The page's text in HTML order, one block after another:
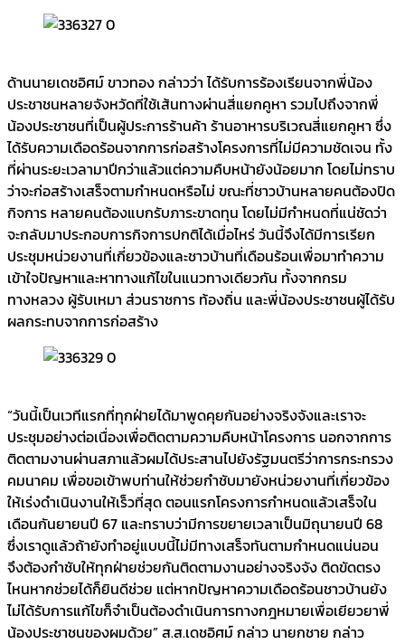
ด้านนายเดชอิศม์ ขาวทอง กล่าวว่า ได้รับการร้องเรียนจากพี่น้อง
ประชาชนหลายจังหวัดที่ใช้เส้นทางผ่านสี่แยกคูหา รวมไปถึงจากพี่
น้องประชาชนที่เป็นผู้ประการร้านค้า ร้านอาหารบริเวณสี่แยกคูหา ซึ่ง
ได้รับความเดือดร้อนจากการก่อสร้างโครงการที่ไม่มีความชัดเจน ทั้ง
ที่ผ่านระยะเวลามาปีกว่าแล้วแต่ความคืบหน้ายังน้อยมาก โดยไม่ทราบ
ว่าจะก่อสร้างเสร็จตามกำหนดหรือไม่ ขณะที่ชาวบ้านหลายคนต้องปิด
กิจการ หลายคนต้องแบกรับภาระขาดทุน โดยไม่มีกำหนดที่แน่ชัดว่า
จะกลับมาประกอบการกิจการปกติได้เมื่อไหร่ วันนี้จึงได้มีการเรียก
ประชุมหน่วยงานที่เกี่ยวข้องและชาวบ้านที่เดือนร้อนเพื่อมาทำความ
เข้าใจปัญหาและหาทางแก้ไขในแนวทางเดียวกัน ทั้งจากกรม
ทางหลวง ผู้รับเหมา ส่วนราชการ ท้องถิ่น และพี่น้องประชาชนผู้ได้รับ
ผลกระทบจากการก่อสร้าง
“วันนี้เป็นเวทีแรกที่ทุกฝ่ายได้มาพูดคุยกันอย่างจริงจังและเราจะ
ประชุมอย่างต่อเนื่องเพื่อติดตามความคืบหน้าโครงการ นอกจากการ
ติดตามงานผ่านสภาแล้วผมได้ประสานไปยังรัฐมนตรีว่าการกระทรวง
คมนาคม เพื่อขอเข้าพบท่านให้ช่วยกำชับมายังหน่วยงานที่เกี่ยวข้อง
ให้เร่งดำเนินงานให้เร็วที่สุด ตอนแรกโครงการกำหนดแล้วเสร็จใน
เดือนกันยายนปี 67 และทราบว่ามีการขยายเวลาเป็นมิถุนายนปี 68
ซึ่งเราดูแล้วถ้ายังทำอยู่แบบนี้ไม่มีทางเสร็จทันตามกำหนดแน่นอน
จึงต้องกำชับให้ทุกฝ่ายช่วยกันติดตามงานอย่างจริงจัง ติดขัดตรง
ไหนหากช่วยได้ก็ยินดีช่วย แต่หากปัญหาความเดือดร้อนชาวบ้านยัง
ไม่ได้รับการแก้ไขก็จำเป็นต้องดำเนินการทางกฎหมายเพื่อเยียวยาพี่
น้องประชาชนของผมด้วย” ส.ส.เดชอิศม์ กล่าว นายกชาย กล่าว